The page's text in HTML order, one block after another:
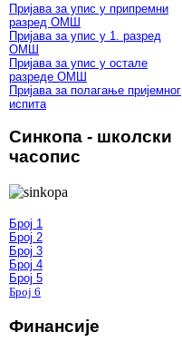
Пријава за упис у припремни
разред ОМШ
Пријава за упис у 1. разред
ОМШ
Пријава за упис у остале
разреде ОМШ
Пријава за полагање пријемног
испита
Синкопа - школски
часопис
Број 1
Број 2
Број 3
Број 4
Број 5
Број 6
Финансије